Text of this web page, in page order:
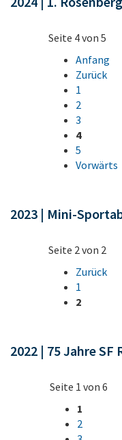
Seite 4 von 5
Anfang
Zurück
1
2
3
4
5
Vorwärts
2023 | Mini-
Seite 2 von 2
Zurück
1
2
2022 | 75 Jahre SF
Seite 1 von 6
1
2